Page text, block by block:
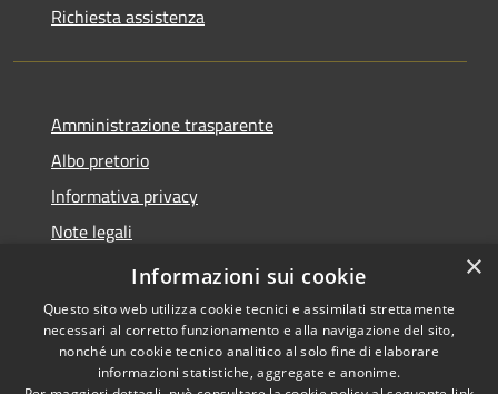
Richiesta assistenza
Amministrazione trasparente
Albo pretorio
Informativa privacy
Note legali
Dichiarazione di accessibilità
Copyright © 2026 • Comune di
×
Informazioni sui cookie
Questo sito web utilizza cookie tecnici e assimilati strettamente
necessari al corretto funzionamento e alla navigazione del sito,
nonché un cookie tecnico analitico al solo fine di elaborare
informazioni statistiche, aggregate e anonime.